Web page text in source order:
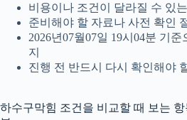
비용이나 조건이 달라질 수 있
준비해야 할 자료나 사전 확인
2026년07월07일 19시04분 기
지
진행 전 반드시 다시 확인해야
하수구막힘 조건을 비교할 때 보는 항